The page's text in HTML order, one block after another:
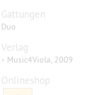
Gattungen
Duo
Verlag
• Music4Viola, 2009
Onlineshop